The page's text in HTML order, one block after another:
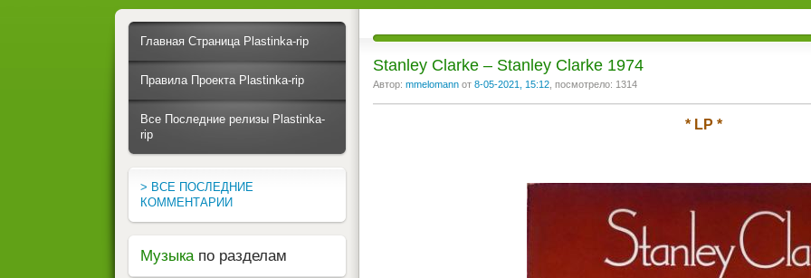
Stanley Clarke ‎– Stanley Clarke 1974
Автор: mmelomann от 8-05-2021, 15:12 , посмотрело: 1314
* LP *
Главная Страница Plastinka-rip
Правила Проекта Plastinka-rip
Все Последние релизы Plastinka-
rip
> ВСЕ ПОСЛЕДНИЕ
КОММЕНТАРИИ
Музыка по разделам